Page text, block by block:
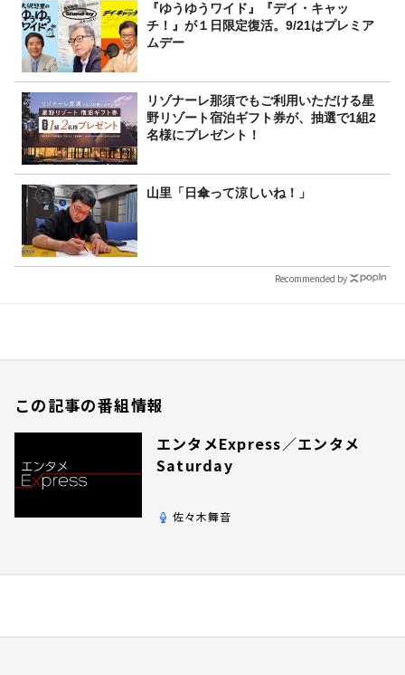
『ゆうゆうワイド』『デイ・キャッ
チ！』が１日限定復活。9/21はプレミア
ムデー
リゾナーレ那須でもご利用いただける星
野リゾート宿泊ギフト券が、抽選で1組2
名様にプレゼント！
山里「日傘って涼しいね！」
Recommended by
この記事の番組情報
エンタメExpress／エンタメ
Saturday
佐々木舞音